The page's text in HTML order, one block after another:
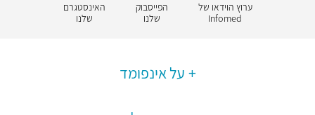
ערוץ הוידאו של
Infomed
הפייסבוק
שלנו
האינסטגרם
שלנו
על אינפומד